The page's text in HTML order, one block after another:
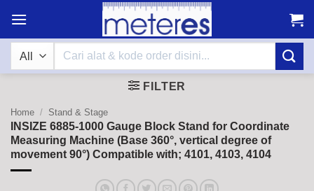
content
Search
FILTER
Home / Stand & Stage
INSIZE 6885-1000 Gauge Block Stand for Coordinate
Measuring Machine (Base 360°, vertical degree of
movement 90°) Compatible with; 4101, 4103, 4104